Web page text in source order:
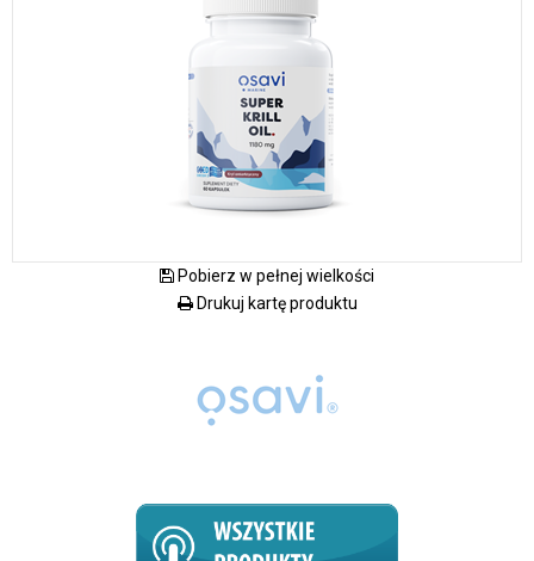
Pobierz w pełnej wielkości
Drukuj kartę produktu